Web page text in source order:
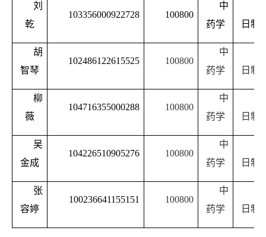
刘
乾
103356000922728 100800
中
药学
日制
胡
智琴
102486122615525 100800
中
药学
日制
柳
薇
104716355000288 100800
中
药学
日制
吴
金成
104226510905276 100800
中
药学
日制
张
容婷
100236641155151 100800
中
药学
日制